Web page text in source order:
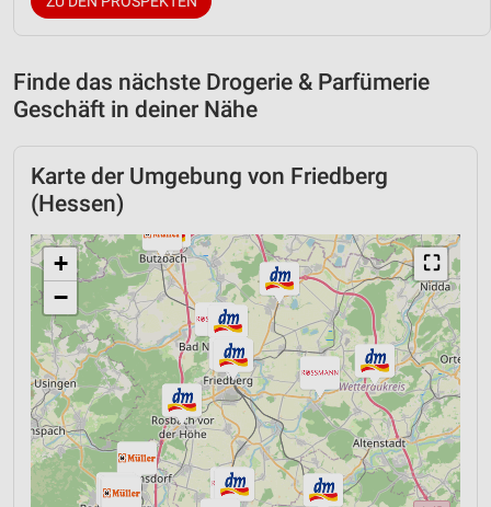
Finde das nächste Drogerie & Parfümerie
Geschäft in deiner Nähe
Karte der Umgebung von Friedberg
(Hessen)
⛶
+
−